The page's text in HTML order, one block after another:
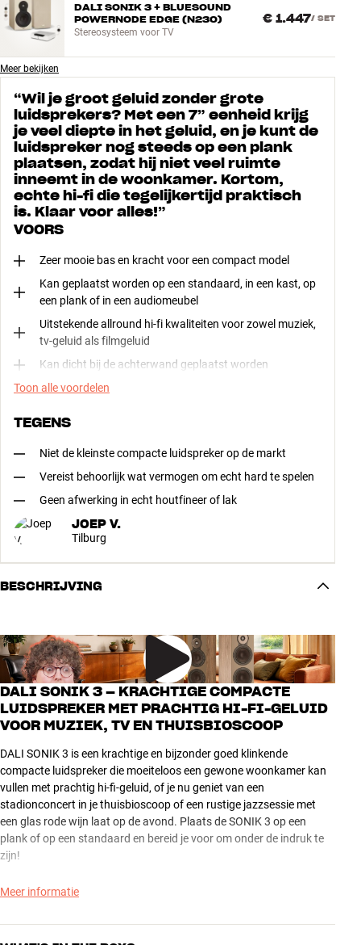
DALI SONIK 3 + BLUESOUND
POWERNODE EDGE (N230)
Stereosysteem voor TV
€ 1.447/ SET
Meer bekijken
“Wil je groot geluid zonder grote
luidsprekers? Met een 7” eenheid krijg
je veel diepte in het geluid, en je kunt de
luidspreker nog steeds op een plank
plaatsen, zodat hij niet veel ruimte
inneemt in de woonkamer. Kortom,
echte hi-fi die tegelijkertijd praktisch
is. Klaar voor alles!”
VOORS
Zeer mooie bas en kracht voor een compact model
Kan geplaatst worden op een standaard, in een kast, op
een plank of in een audiomeubel
Uitstekende allround hi-fi kwaliteiten voor zowel muziek,
tv-geluid als filmgeluid
Kan dicht bij de achterwand geplaatst worden
Toon alle voordelen
TEGENS
Niet de kleinste compacte luidspreker op de markt
Vereist behoorlijk wat vermogen om echt hard te spelen
Geen afwerking in echt houtfineer of lak
JOEP V.
Tilburg
BESCHRIJVING
DALI SONIK 3 – KRACHTIGE COMPACTE
LUIDSPREKER MET PRACHTIG HI-FI-GELUID
VOOR MUZIEK, TV EN THUISBIOSCOOP
DALI SONIK 3 is een krachtige en bijzonder goed klinkende
compacte luidspreker die moeiteloos een gewone woonkamer kan
vullen met prachtig hi-fi-geluid, of je nu geniet van een
stadionconcert in je thuisbioscoop of een rustige jazzsessie met
een glas rode wijn laat op de avond. Plaats de SONIK 3 op een
plank of op een standaard en bereid je voor om onder de indruk te
zijn!
SONIK 3 is ook een geweldige oplossing voor je tv. Geef de
bijvoorbeeld van Bluesound of Argon Audio – en verheug je op een
Meer informatie